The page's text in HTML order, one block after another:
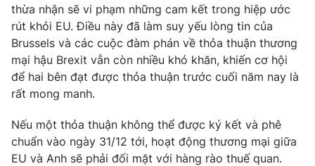
VTV Sức khoẻ Bất động sản
Thị trường 24h Tấm lòng Việt
VTV9 VTV8
thừa nhận sẽ vi phạm những cam kết trong hiệp ước
rút khỏi EU. Điều này đã làm suy yếu lòng tin của
Brussels và các cuộc đàm phán về thỏa thuận thương
mại hậu Brexit vẫn còn nhiều khó khăn, khiến cơ hội
để hai bên đạt được thỏa thuận trước cuối năm nay là
rất mong manh.
Nếu một thỏa thuận không thể được ký kết và phê
chuẩn vào ngày 31/12 tới, hoạt động thương mại giữa
EU và Anh sẽ phải đối mặt với hàng rào thuế quan.